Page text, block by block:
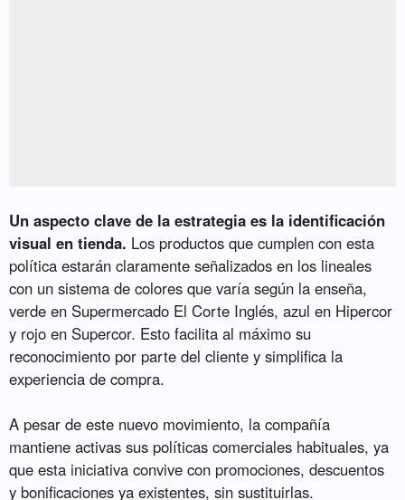
Un aspecto clave de la estrategia es la identificación
visual en tienda. Los productos que cumplen con esta
política estarán claramente señalizados en los lineales
con un sistema de colores que varía según la enseña,
verde en Supermercado El Corte Inglés, azul en Hipercor
y rojo en Supercor. Esto facilita al máximo su
reconocimiento por parte del cliente y simplifica la
experiencia de compra.
A pesar de este nuevo movimiento, la compañía
mantiene activas sus políticas comerciales habituales, ya
que esta iniciativa convive con promociones, descuentos
y bonificaciones ya existentes, sin sustituirlas.